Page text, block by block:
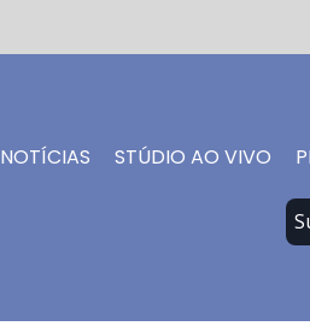
NOTÍCIAS STÚDIO AO VIVO